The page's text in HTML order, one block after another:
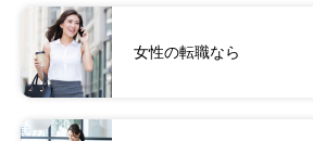
女性の転職なら